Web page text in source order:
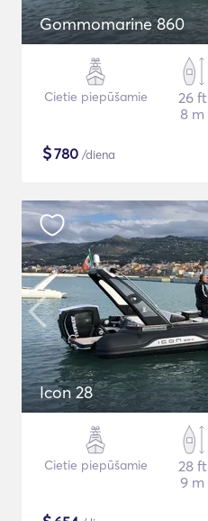
Gommomarine 860
Cietie piepūšamie
26 ft
8 m
$780 /diena
Icon 28
Cietie piepūšamie
28 ft
9 m